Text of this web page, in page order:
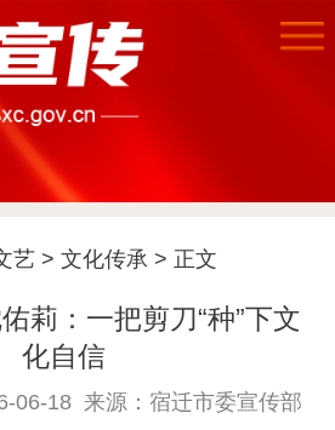
首页
江苏要闻
公示公告
信息公开制度
度报
艺> 文化传承 > 正文
莉：一把剪刀“种”下文
化自信
06-18 来源：宿迁市委宣传部